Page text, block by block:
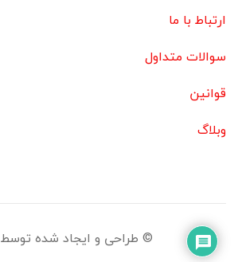
ارتباط با ما
سوالات متداول
قوانین
وبلاگ
© طراحی و ایجاد شده توسط